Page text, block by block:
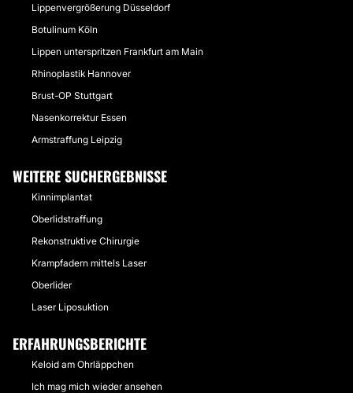
Lippenvergrößerung Düsseldorf
Botulinum Köln
Lippen unterspritzen Frankfurt am Main
Rhinoplastik Hannover
Brust-OP Stuttgart
Nasenkorrektur Essen
Armstraffung Leipzig
WEITERE SUCHERGEBNISSE
Kinnimplantat
Oberlidstraffung
Rekonstruktive Chirurgie
Krampfadern mittels Laser
Oberlider
Laser Liposuktion
ERFAHRUNGSBERICHTE
Keloid am Ohrläppchen
Ich mag mich wieder ansehen